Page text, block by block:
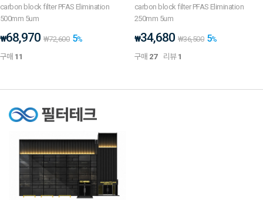
carbon block filter PFAS Elimination
500mm 5um
₩68,970 ₩72,600 5%
구매 11
carbon block filter PFAS Elimination
250mm 5um
₩34,680 ₩36,500 5%
구매 27 리뷰 1